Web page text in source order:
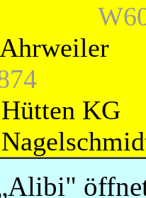
Hütten